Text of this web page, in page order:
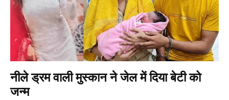
नीले ड्रम वाली मुस्कान ने जेल में दिया बेटी को
जन्म